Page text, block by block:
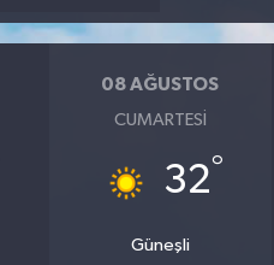
08 AĞUSTOS
CUMARTESI
32°
Güneşli